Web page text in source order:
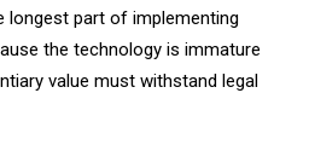
part of implementing
the technology is immature
value must withstand legal